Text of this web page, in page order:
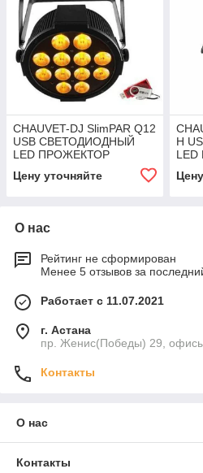
CHAUVET-DJ SlimPAR Q12
USB СВЕТОДИОДНЫЙ
LED ПРОЖЕКТОР
Цену уточняйте
H
О нас
Рейтинг не сформирован
Менее 5 отзывов за
Работает с 11.07.2021
г. Астана
пр. Женис(Победы) 29, офисы
Контакты
О нас
Контакты